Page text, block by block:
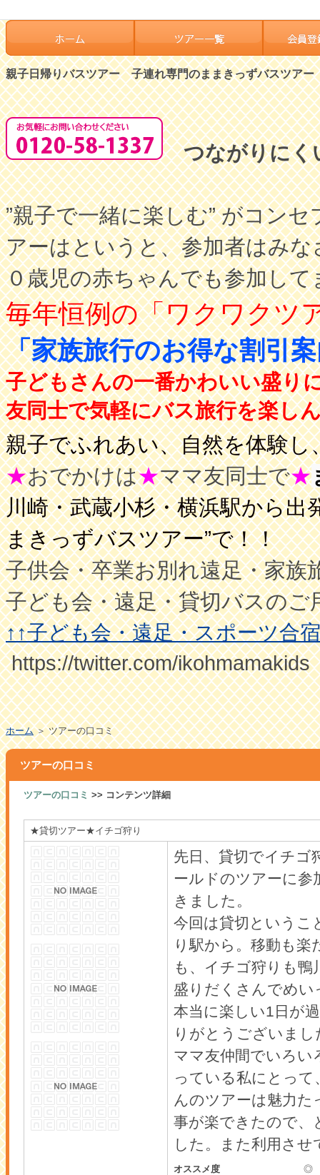
親子日帰りバスツアー 子連れ専門のままきっずバスツアー
つながりにく
”親子で一緒に楽しむ” がコン
アーはというと、参加者はみ
０歳児の赤ちゃんでも参加し
毎年恒例の「ワクワクツ
「家族旅行のお得な割引
子どもさんの一番かわいい盛り
友同士で気軽にバス旅行を楽し
親子でふれあい、自然を体験
★おでかけは★ママ友同士で★
川崎・武蔵小杉・横浜駅から
まきっずバスツアー”で！！
子供会・卒業お別れ遠足・家
子ども会・遠足・貸切バスの
↑↑子ども会・遠足・スポーツ合
https://twitter.com/ikohmamakids
ホーム＞ ツアーの口コミ
ツアーの口コミ
ツアーの口コミ >> コンテンツ詳細
★貸切ツアー★イチゴ狩り
先日、貸切でイチゴ
ールドのツアーに参
きました。
今回は貸切というこ
り駅から。移動も楽
も、イチゴ狩りも鴨
盛りだくさんでめい
本当に楽しい1日が
りがとうございまし
ママ友仲間でいろい
っている私にとっ
んのツアーは魅力
事が楽できたので、
した。また利用さ
オススメ度
◎